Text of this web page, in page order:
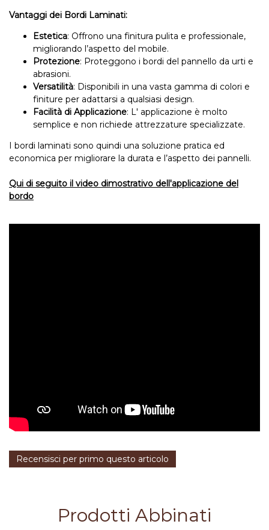
Vantaggi dei Bordi Laminati:
Estetica: Offrono una finitura pulita e professionale,
migliorando l’aspetto del mobile.
Protezione: Proteggono i bordi del pannello da urti e
abrasioni.
Versatilità: Disponibili in una vasta gamma di colori e
finiture per adattarsi a qualsiasi design.
Facilità di Applicazione: L' applicazione è molto
semplice e non richiede attrezzature specializzate.
I bordi laminati sono quindi una soluzione pratica ed
economica per migliorare la durata e l’aspetto dei pannelli.
Qui di seguito il video dimostrativo dell'applicazione del
bordo
Recensisci per primo questo articolo
Prodotti Abbinati